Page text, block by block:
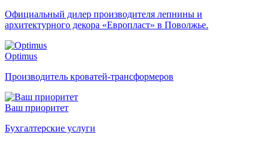
Официальный дилер производителя лепнины и
архитектурного декора «Европласт» в Поволжье.
Optimus
Производитель кроватей-трансформеров
Ваш приоритет
Бухгалтерские услуги